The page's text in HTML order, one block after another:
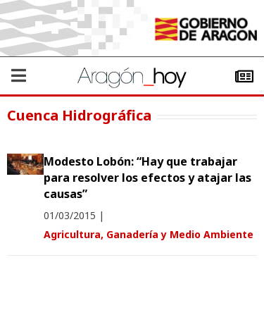
Cuenca Hidrográfica
Modesto Lobón: “Hay que trabajar
para resolver los efectos y atajar las
causas”
01/03/2015 |
Agricultura, Ganadería y Medio Ambiente